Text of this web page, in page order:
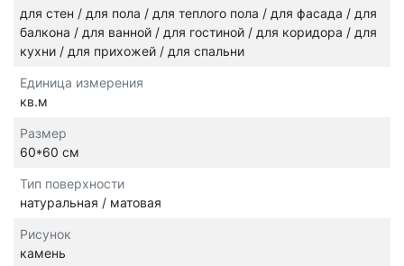
для стен / для пола / для теплого пола / для фасада / для
балкона / для ванной / для гостиной / для коридора / для
кухни / для прихожей / для спальни
Единица измерения
кв.м
Размер
60*60 см
Тип поверхности
натуральная / матовая
Рисунок
камень